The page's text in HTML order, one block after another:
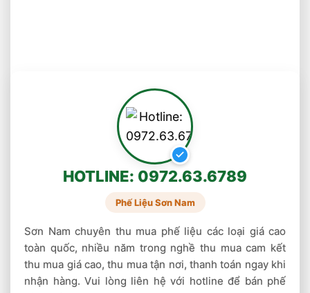
, sản lượng khai thác dần bị hạn chế, nên công
ty chúng tôi có rất nhiều đơn đề nghị cung cấp
thiếc sản xuất công nghiệp điện tử, điện thoại
di động bởi các công ty samsung, LG .. nên
chúng tôi nhận mua thiếc trên toàn quốc, mua
thiếc phế liệu, thiếc vụn, mua bã thiếc, xỉ thiếc
số lượng lớn, thu mua thiếc giá cao, thu mua
thiec gia cao Mua thiếc thanh, mua Thiếc
cuộn…
HOTLINE: 0972.63.6789
Phế Liệu Sơn Nam
Sơn Nam chuyên thu mua phế liệu các loại giá cao
toàn quốc, nhiều năm trong nghề thu mua cam kết
thu mua giá cao, thu mua tận nơi, thanh toán ngay khi
nhận hàng. Vui lòng liên hệ với hotline để bán phế